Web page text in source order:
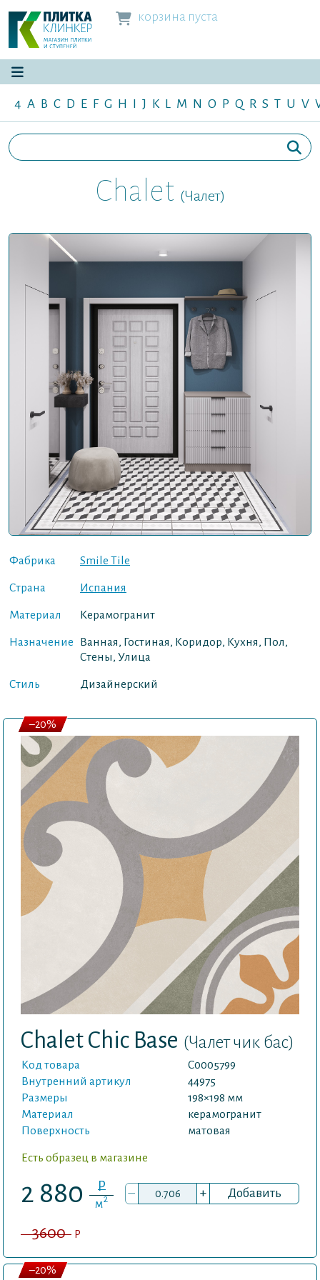
корзина пуста
4 A B C D E F G H I J K L M N O P Q R S T U V
Chalet (Чалет)
Фабрика Smile Tile
Страна Испания
Материал Керамогранит
Назначение
Ванная, Гостиная, Коридор, Кухня, Пол,
Стены, Улица
Стиль Дизайнерский
Chalet Chic Base (Чалет чик бас)
Код товара
С0005799
Внутренний артикул
44975
Размеры
198×198 мм
Материал
керамогранит
Поверхность
матовая
Есть образец в магазине
2 880 P
м2 – + Добавить
3600 P
–20%
–20%